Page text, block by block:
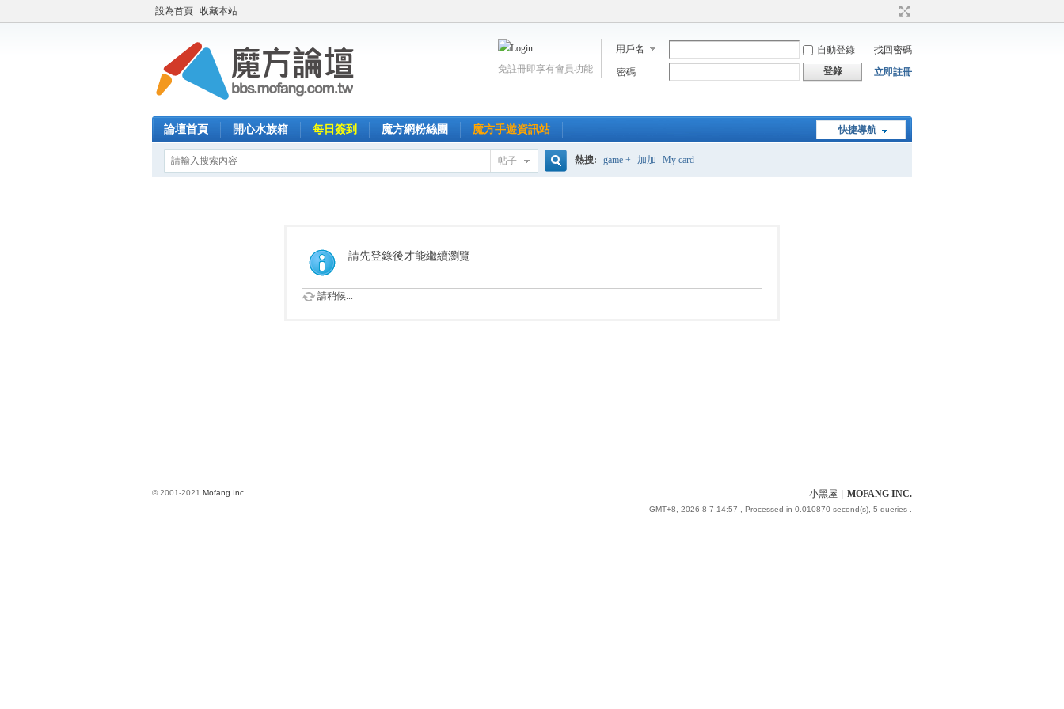
設為首頁 收藏本站
用戶名 自動登錄
找回密碼
密碼
登錄 立即註冊
免註冊即享有會員功能
快捷導航
論壇首頁 開心水族箱 每日簽到 魔方網粉絲團 魔方手遊資訊站
帖子 熱搜: game + 加加 My card
請先登錄後才能繼續瀏覽
請稍候...
小黑屋 MOFANG INC.
GMT+8, 2026-8-7 14:57 , Processed in 0.010870 second(s), 5 queries .
© 2001-2021 Mofang Inc.